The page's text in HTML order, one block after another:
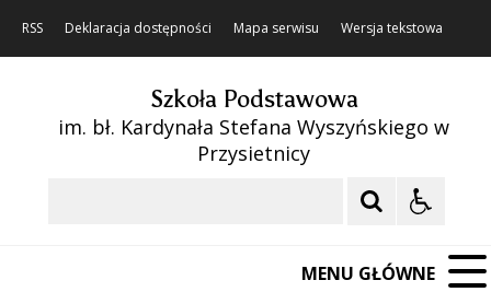
RSS Deklaracja dostępności Mapa serwisu Wersja tekstowa
Szkoła Podstawowa
im. bł. Kardynała Stefana Wyszyńskiego w
Przysietnicy
MENU GŁÓWNE